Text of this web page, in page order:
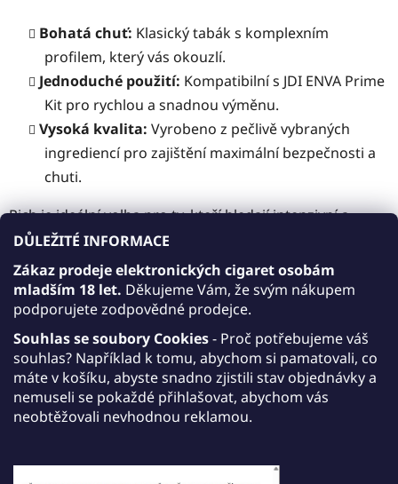
DŮLEŽITÉ INFORMACE
Zákaz prodeje elektronických cigaret osobám
mladším 18 let. Děkujeme Vám, že svým nákupem
podporujete zodpovědné prodejce.
Souhlas se soubory Cookies- Proč potřebujeme váš
souhlas? Například k tomu, abychom si pamatovali, co
máte v košíku, abyste snadno zjistili stav objednávky a
nemuseli se pokaždé přihlašovat, abychom vás
neobtěžovali nevhodnou reklamou.
Bohatá chuť: Klasický tabák s komplexním
profilem, který vás okouzlí.
Jednoduché použití: Kompatibilní s JDI ENVA Prime
Kit pro rychlou a snadnou výměnu.
Vysoká kvalita: Vyrobeno z pečlivě vybraných
ingrediencí pro zajištění maximální bezpečnosti a
chuti.
Rich je ideální volba pro ty, kteří hledají intenzivní a
uspokojivý zážitek s pravou tabákovou chutí. Objevte JDI
ENVA Prime Pod s příchutí Rich a užijte si plný zážitek.
Dostupnost
Skladem
Kód:
234
209 Kč
Měrná cena:
DO KOŠÍKU